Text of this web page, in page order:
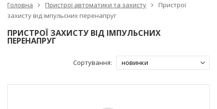
Головна Пристрої автоматики та захисту
Пристрої
захисту від імпульсних перенапруг
ПРИСТРОЇ ЗАХИСТУ ВІД ІМПУЛЬСНИХ
ПЕРЕНАПРУГ
Сортування: